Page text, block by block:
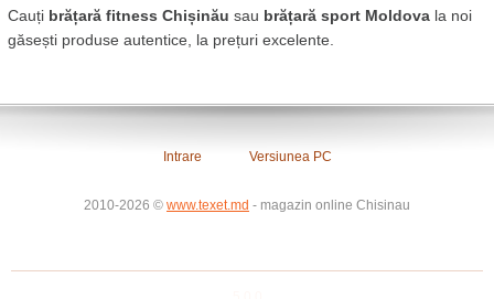
Cauți brățară fitness Chișinău sau brățară sport Moldova la noi
găsești produse autentice, la prețuri excelente.
Intrare Versiunea PC
2010-2026 © www.texet.md - magazin online Chisinau